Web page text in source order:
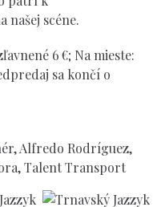
našej scéne.
6 €; Na mieste:
sa končí o
Alfredo Rodríguez,
Talent Transport